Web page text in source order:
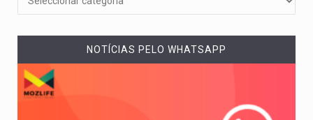
NOTÍCIAS PELO WHATSAPP